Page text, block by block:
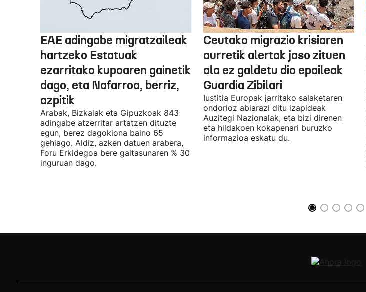
EAE adingabe migratzaileak
hartzeko Estatuak
ezarritako kupoaren gainetik
dago, eta Nafarroa, berriz,
azpitik
Arabak, Bizkaiak eta Gipuzkoak 843
adingabe atzerritar artatzen dituzte
egun, berez dagokiona baino 65
gehiago. Aldiz, azken datuen arabera,
Foru Erkidegoa bere gaitasunaren % 30
inguruan dago.
Ceutako migrazio krisiaren
aurretik alertak jaso zituen
ala ez galdetu dio epaileak
Guardia Zibilari
Iustitia Europak jarritako salaketaren
ondorioz abiarazi ditu izapideak
Auzitegi Nazionalak, eta bizi direnen
eta hildakoen kokapenari buruzko
informazioa eskatu du.